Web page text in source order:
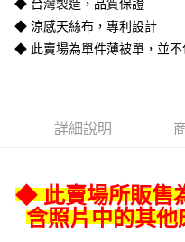
AFTEE先享後付
相關說明
１．簡單：不需註冊會員、不需
２．便利：只要手機號碼，簡訊
【「AFTEE先享後付」結帳流程】
１．於結帳方式選擇「AFTEE先
結帳頁面，進行簡訊認證並確認
運送方式
每筆NT$80
宅配-離島
◆ 台灣製造，品質保證
◆ 涼感天絲布，專利設計
◆ 此賣場為單件薄被單，並不
詳細說明
◆ 此賣場所販售
含照片中的其